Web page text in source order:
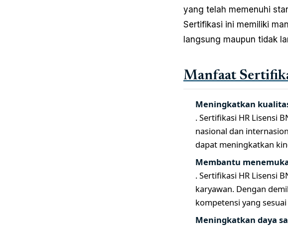
yang telah memenuhi
Sertifikasi ini memiliki
langsung maupun tidak
Manfaat
Meningkatkan
. Sertifikasi HR Lisensi
nasional dan
dapat meningkatkan
Membantu
. Sertifikasi HR Lisensi
karyawan. Dengan
kompetensi yang
Meningkatkan daya